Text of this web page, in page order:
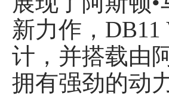
新力作，
计，并搭载由
拥有强劲的动